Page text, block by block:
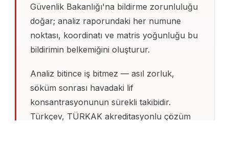
Güvenlik Bakanlığı'na bildirme zorunluluğu
doğar; analiz raporundaki her numune
noktası, koordinatı ve matris yoğunluğu bu
bildirimin belkemiğini oluşturur.
Analiz bitince iş bitmez — asıl zorluk,
söküm sonrası havadaki lif
konsantrasyonunun sürekli takibidir.
Türkçev, TÜRKAK akreditasyonlu çözüm